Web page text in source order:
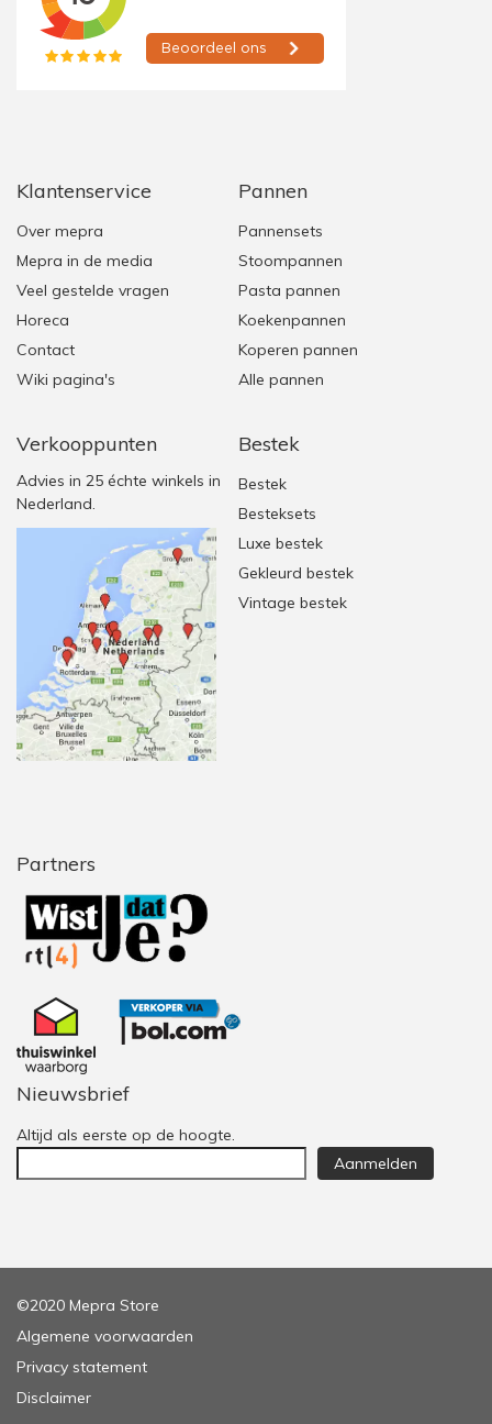
Klantenservice
Over mepra
Mepra in de media
Veel gestelde vragen
Horeca
Contact
Wiki pagina's
Verkooppunten
Advies in 25 échte winkels in
Nederland.
Pannen
Pannensets
Stoompannen
Pasta pannen
Koekenpannen
Koperen pannen
Alle pannen
Bestek
Bestek
Besteksets
Luxe bestek
Gekleurd bestek
Vintage bestek
Partners
Nieuwsbrief
Altijd als eerste op de hoogte.
Aanmelden
©2020 Mepra Store
Algemene voorwaarden
Privacy statement
Disclaimer